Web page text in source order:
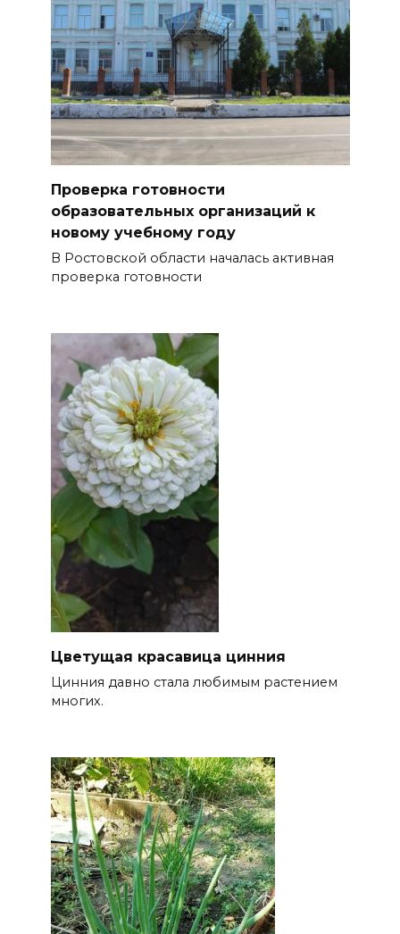
Проверка готовности
образовательных организаций к
новому учебному году
В Ростовской области началась активная
проверка готовности
Цветущая красавица цинния
Цинния давно стала любимым растением
многих.